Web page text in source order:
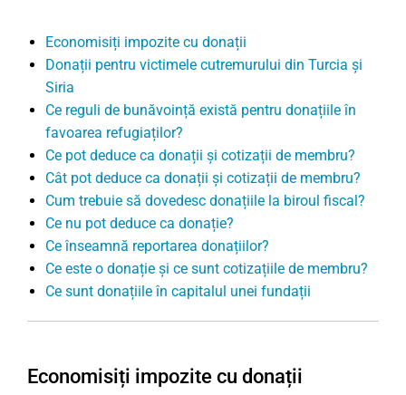
Economisiți impozite cu donații
Donații pentru victimele cutremurului din Turcia și
Siria
Ce reguli de bunăvoință există pentru donațiile în
favoarea refugiaților?
Ce pot deduce ca donații și cotizații de membru?
Cât pot deduce ca donații și cotizații de membru?
Cum trebuie să dovedesc donațiile la biroul fiscal?
Ce nu pot deduce ca donație?
Ce înseamnă reportarea donațiilor?
Ce este o donație și ce sunt cotizațiile de membru?
Ce sunt donațiile în capitalul unei fundații
Economisiți impozite cu donații